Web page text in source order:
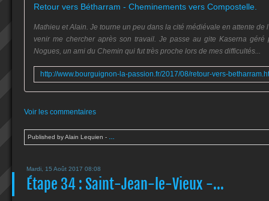
Retour vers Bétharram - Cheminements vers Compostelle.
Mathieu et Alain. Je tourne un peu dans la cité médiévale en attente de
venir me chercher après son travail. Je passe au gite Kaserna géré
Nogues, un ami du Chemin qui fut très proche lors de mes difficultés...
Voir les commentaires
Published by Alain Lequien -
Mardi, 15 Août 2017 08:08
Étape 34 : Saint-Jean-le-Vieux -...